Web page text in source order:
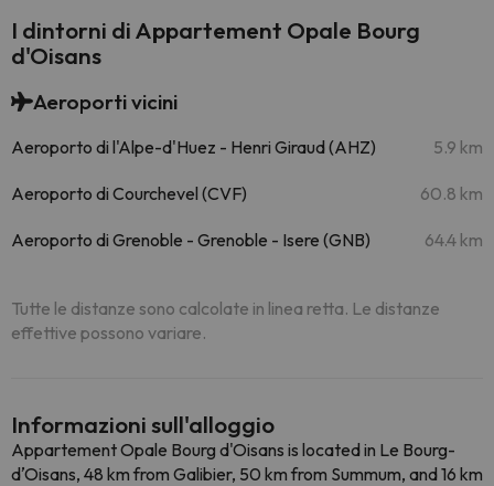
I dintorni di Appartement Opale Bourg
d'Oisans
Aeroporti vicini
Aeroporto di l'Alpe-d'Huez - Henri Giraud (AHZ) 5.9 km
Aeroporto di Courchevel (CVF) 60.8 km
Aeroporto di Grenoble - Grenoble - Isere (GNB) 64.4 km
Tutte le distanze sono calcolate in linea retta. Le distanze
effettive possono variare.
Informazioni sull'alloggio
Appartement Opale Bourg d'Oisans is located in Le Bourg-
dʼOisans, 48 km from Galibier, 50 km from Summum, and 16 km